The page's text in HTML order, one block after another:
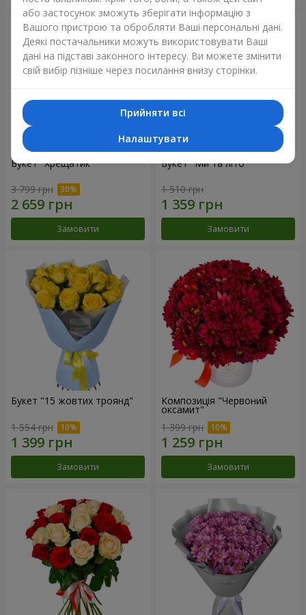
Букет "Хрещатик"
3 799 грн
Замовити
Букет "Ми та літо"
1 510 грн
Замовити
Букет "15 жовтих троянд"
1 554 грн
Замовити
Композиція "Червоний
оксамит"
1 399 грн
Замовити
або застосунок зможуть зберігати інформацію з
Вашого пристрою та обробляти Ваші персональні дані.
Деякі постачальники можуть використовувати Ваші
дані на підставі законного інтересу. Ви можете змінити
свій вибір пізніше через посилання внизу сторінки.
Прийняти всі
Налаштувати